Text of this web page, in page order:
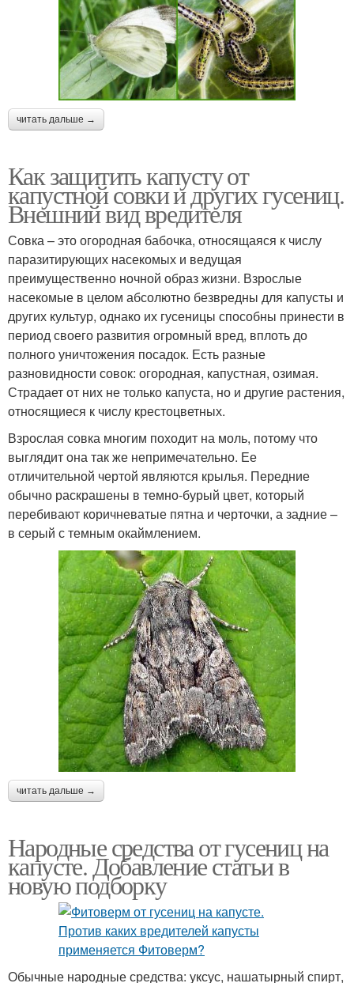
читать дальше →
Как защитить капусту от
капустной совки и других гусениц.
Внешний вид вредителя
Совка – это огородная бабочка, относящаяся к числу
паразитирующих насекомых и ведущая
преимущественно ночной образ жизни. Взрослые
насекомые в целом абсолютно безвредны для капусты и
других культур, однако их гусеницы способны принести в
период своего развития огромный вред, вплоть до
полного уничтожения посадок. Есть разные
разновидности совок: огородная, капустная, озимая.
Страдает от них не только капуста, но и другие растения,
относящиеся к числу крестоцветных.
Взрослая совка многим походит на моль, потому что
выглядит она так же непримечательно. Ее
отличительной чертой являются крылья. Передние
обычно раскрашены в темно-бурый цвет, который
перебивают коричневатые пятна и черточки, а задние –
в серый с темным окаймлением.
читать дальше →
Народные средства от гусениц на
капусте. Добавление статьи в
новую подборку
Обычные народные средства: уксус, нашатырный спирт,